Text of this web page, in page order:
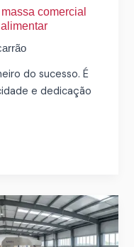
comercial
do sucesso. É
e dedicação